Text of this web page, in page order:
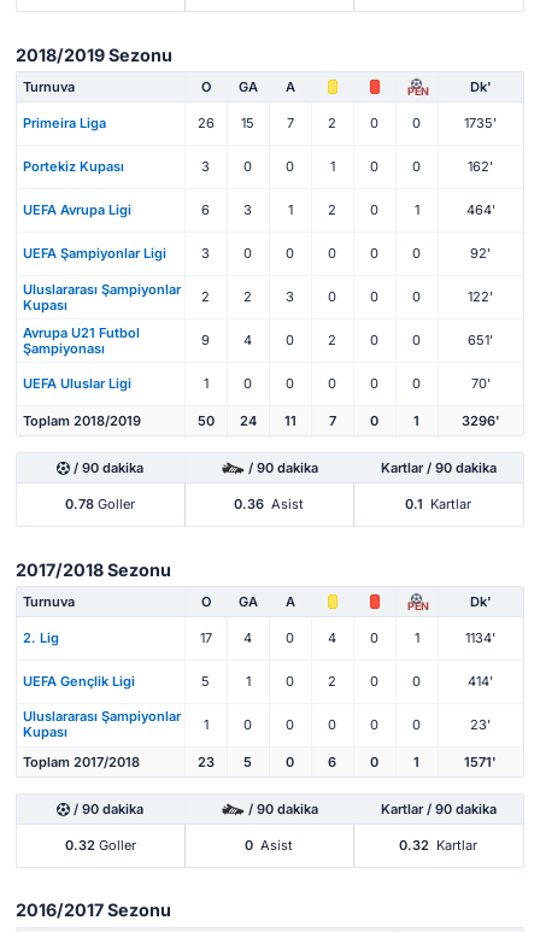
2018/2019 Sezonu
Turnuva O GA A PEN Dk'
Primeira Liga 26 15 7 2 0 0 1735'
Portekiz Kupası 3 0 0 1 0 0 162'
UEFA Avrupa Ligi 6 3 1 2 0 1 464'
UEFA Şampiyonlar Ligi 3 0 0 0 0 0 92'
Uluslararası Şampiyonlar
Kupası
2 2 3 0 0 0 122'
Avrupa U21 Futbol
Şampiyonası
9 4 0 2 0 0 651'
UEFA Uluslar Ligi 1 0 0 0 0 0 70'
Toplam 2018/2019 50 24 11 7 0 1 3296'
/ 90 dakika / 90 dakika Kartlar / 90 dakika
0.78 Goller 0.36 Asist 0.1 Kartlar
2017/2018 Sezonu
Turnuva O GA A PEN Dk'
2. Lig 17 4 0 4 0 1 1134'
UEFA Gençlik Ligi 5 1 0 2 0 0 414'
Uluslararası Şampiyonlar
Kupası
1 0 0 0 0 0 23'
Toplam 2017/2018 23 5 0 6 0 1 1571'
/ 90 dakika / 90 dakika Kartlar / 90 dakika
0.32Goller 0 Asist 0.32 Kartlar
2016/2017 Sezonu